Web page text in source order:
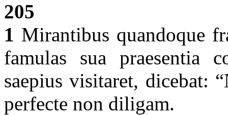
205
1 Mirantibus quandoque
famulas sua praesentia
saepius visitaret, dicebat:
perfecte non diligam.